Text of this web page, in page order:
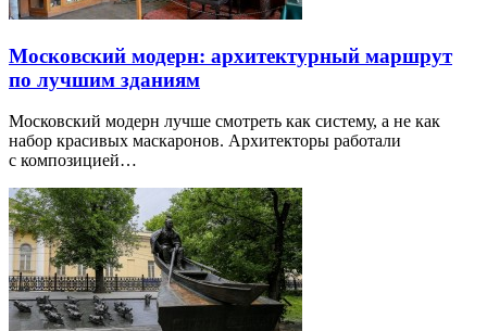
Московский модерн: архитектурный маршрут
по лучшим зданиям
Московский модерн лучше смотреть как систему, а не как
набор красивых маскаронов. Архитекторы работали
с композицией…